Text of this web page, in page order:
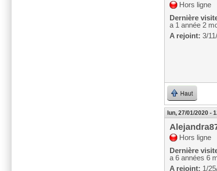
Hors ligne
Dernière
a 1 année 2
A rejoint: 3/
Haut
lun, 27/01/2020 -
Hors ligne
Dernière
a 6 années 6
A rejoint: 1/